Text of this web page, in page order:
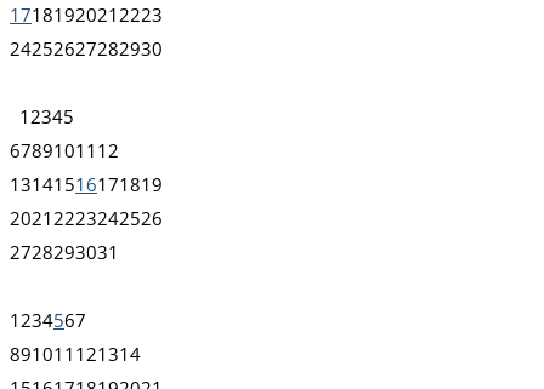
1718192021 2223
24252627282930
1 2345
67891011 12
13141516171819
2021 2223242526
2728293031
1 234567
891011 121314